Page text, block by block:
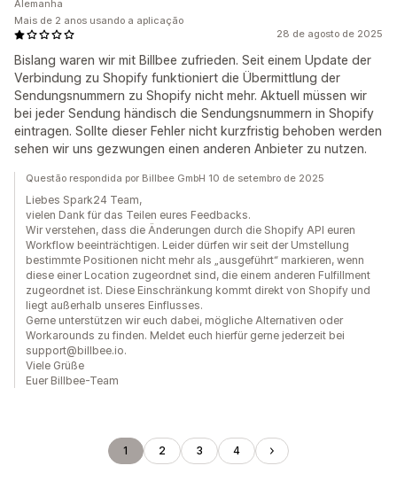
28 de agosto de 2025
Bislang waren wir mit Billbee zufrieden. Seit einem Update der
Verbindung zu Shopify funktioniert die Übermittlung der
Sendungsnummern zu Shopify nicht mehr. Aktuell müssen wir
bei jeder Sendung händisch die Sendungsnummern in Shopify
eintragen. Sollte dieser Fehler nicht kurzfristig behoben werden
sehen wir uns gezwungen einen anderen Anbieter zu nutzen.
Alemanha
Mais de 2 anos usando a aplicação
Questão respondida por Billbee GmbH 10 de setembro de 2025
Liebes Spark24 Team,
vielen Dank für das Teilen eures Feedbacks.
Wir verstehen, dass die Änderungen durch die Shopify API euren
Workflow beeinträchtigen. Leider dürfen wir seit der Umstellung
bestimmte Positionen nicht mehr als „ausgeführt“ markieren, wenn
diese einer Location zugeordnet sind, die einem anderen Fulfillment
zugeordnet ist. Diese Einschränkung kommt direkt von Shopify und
liegt außerhalb unseres Einflusses.
Gerne unterstützen wir euch dabei, mögliche Alternativen oder
Workarounds zu finden. Meldet euch hierfür gerne jederzeit bei
support@billbee.io.
Viele Grüße
Euer Billbee-Team
1 2 3 4